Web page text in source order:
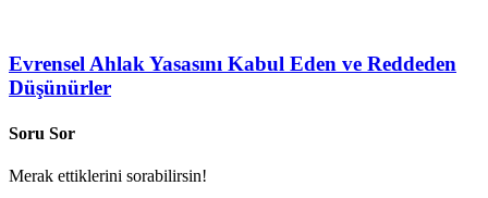
Evrensel Ahlak Yasasını Kabul Eden ve Reddeden
Düşünürler
Soru Sor
Merak ettiklerini sorabilirsin!